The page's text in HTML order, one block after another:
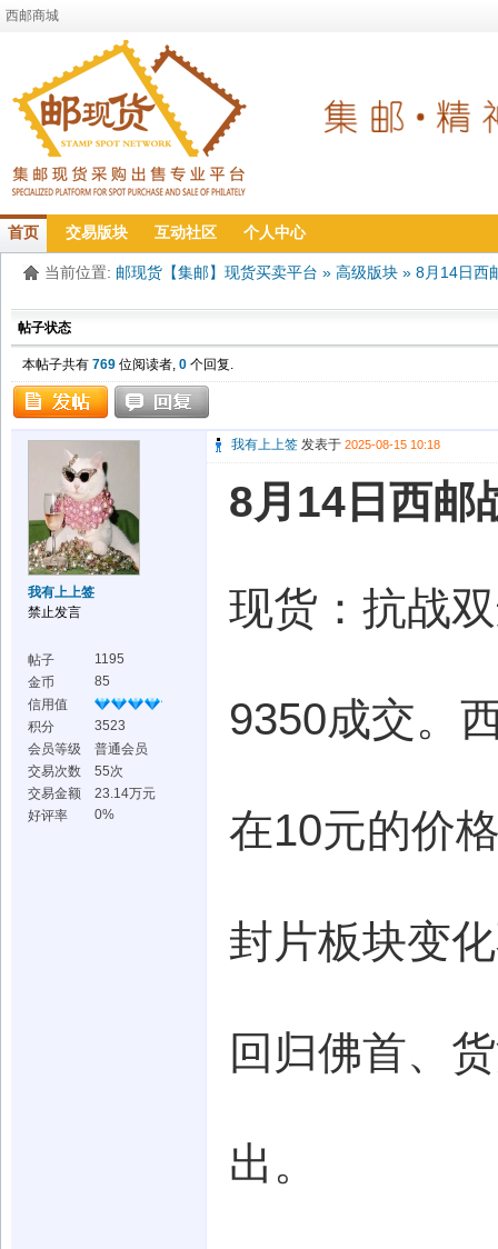
西邮商城
首页 交易版块 互动社区 个人中心
当前位置: 邮现货【集邮】现货买卖平台 » 高级版块 » 8月14日西
帖子状态
本帖子共有 769 位阅读者, 0 个回复.
我有上上签
禁止发言
帖子
1195
金币
85
信用值
积分
3523
会员等级
普通会员
交易次数
55次
交易金额
23.14万元
好评率
0%
我有上上签 发表于 2025-08-15 10:18
8月14日西邮
现货：抗战
9350成交。
在10元的价
封片板块变
回归佛首、
出。